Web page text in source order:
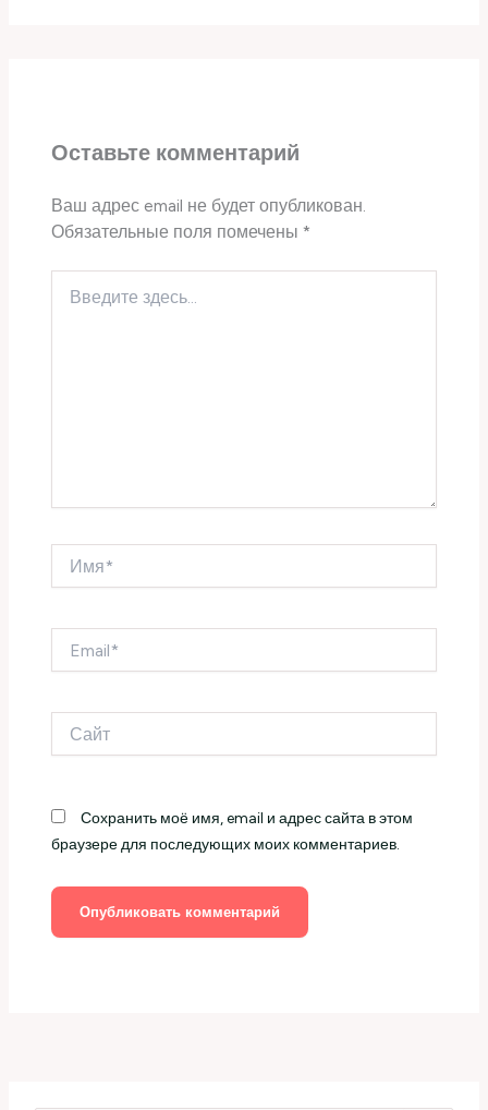
Оставьте комментарий
Ваш адрес email не будет опубликован.
Обязательные поля помечены*
здесь...
Сохранить моё имя, email и адрес сайта в этом
браузере для последующих моих комментариев.